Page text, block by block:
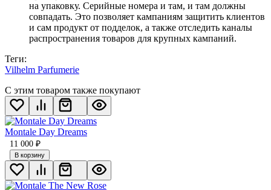
на упаковку. Серийные номера и там, и там должны
совпадать. Это позволяет кампаниям защитить клиентов
и сам продукт от подделок, а также отследить каналы
распространения товаров для крупных кампаний.
Теги:
Vilhelm Parfumerie
С этим товаром также покупают
Montale Day Dreams
11 000 ₽
В корзину